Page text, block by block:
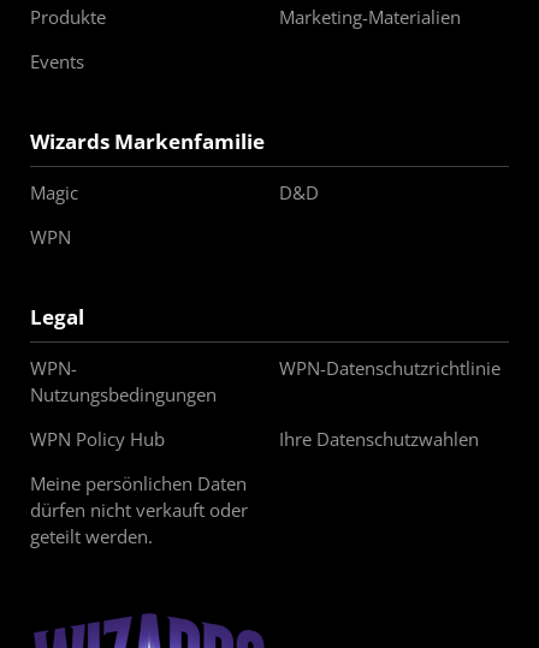
Produkte
Marketing-Materialien
Events
Wizards Markenfamilie
Magic
D&D
WPN
Legal
WPN-
Nutzungsbedingungen
WPN-Datenschutzrichtlinie
WPN Policy Hub
Ihre Datenschutzwahlen
Meine persönlichen Daten
dürfen nicht verkauft oder
geteilt werden.